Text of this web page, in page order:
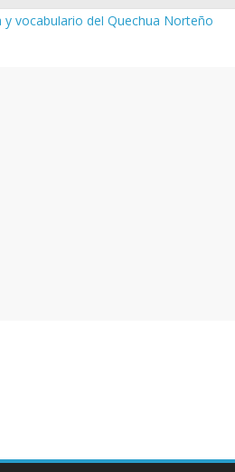
y vocabulario del Quechua Norteño
– Disponen la aplicación de